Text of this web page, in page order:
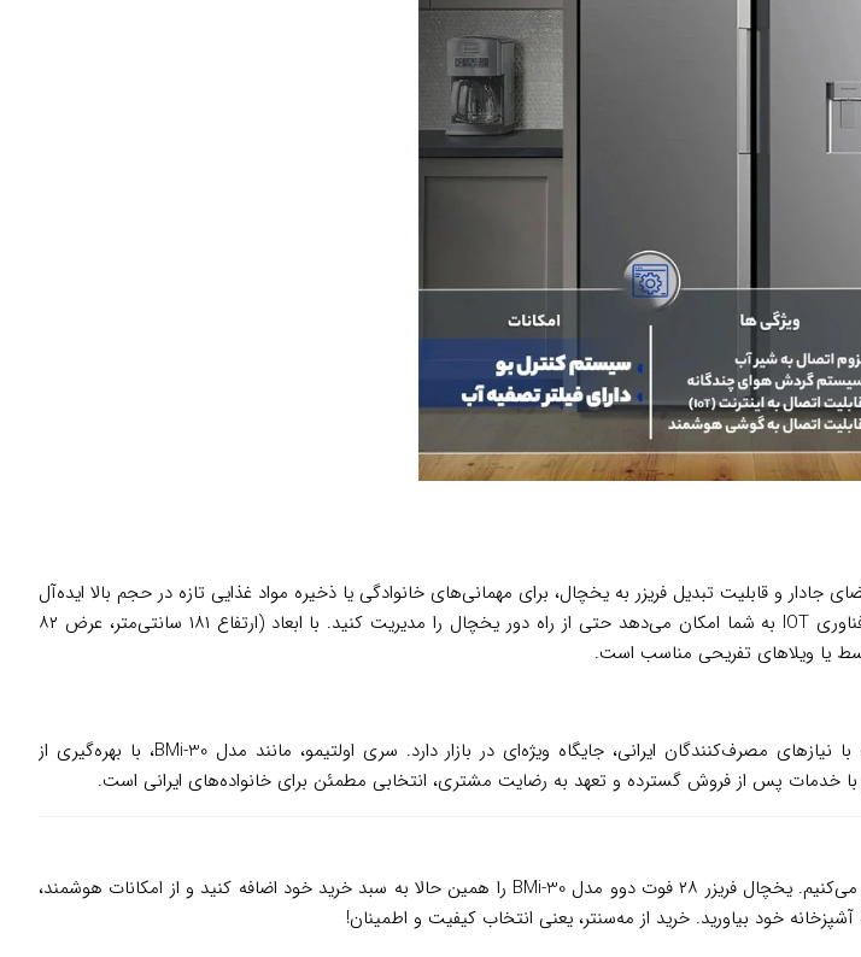
و قابلیت تبدیل فریزر به یخچال، برای مهمانی‌های خانوادگی یا ذخیره مواد غذایی تازه در حجم بالا ایده‌آل
است. یخ‌ساز اتوماتیک و آبسردکن مخزنی، نوشیدنی‌های خنک را در دسترس شما قرار می‌دهند، و فناوری IOT به شما امکان می‌دهد حتی از راه دور یخچال را مدیریت کنید. با ابعاد (ارتفاع ۱۸۱ سانتی‌متر، عرض ۸۲
، برندی معتبر در حوزه لوازم خانگی، با سال‌ها تجربه در تولید محصولاتی باکیفیت و متناسب با نیازهای مصرف‌کنندگان ایرانی، جایگاه ویژه‌ای در بازار دارد. سری اولتیمو، مانند مدل BMi-30، با بهره‌گیری از
، ما تجربه‌ای مطمئن و رضایت‌بخش از خرید آنلاین را برای شما تضمین می‌کنیم. یخچال فریزر ۲۸ فوت دوو مدل BMi-30 را همین حالا به سبد خرید خود اضافه کنید و از امکانات هوشمند،
خود بیاورید. خرید از مه‌سنتر، یعنی انتخاب کیفیت و اطمینان!